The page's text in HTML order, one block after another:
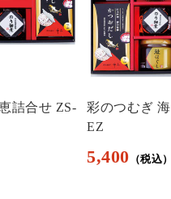
詰合せ ZS-
彩のつむぎ
EZ
5,400